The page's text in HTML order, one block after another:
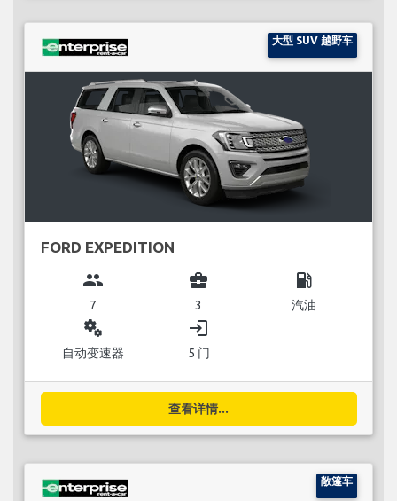
大型 SUV 越野车
FORD EXPEDITION
group
7
business_center
3
local_gas_station
汽油
miscellaneous_services
自动变速器
login
5 门
查看详情...
敞篷车